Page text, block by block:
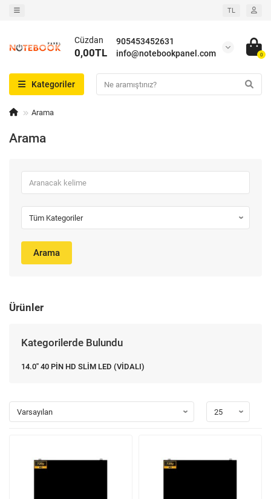
TL
905453452631
info@notebookpanel.com
Cüzdan
0,00TL 0
Kategoriler
Arama
Arama
Arama
Ürünler
Kategorilerde Bulundu
14.0'' 40 PİN HD SLİM LED (VİDALI)